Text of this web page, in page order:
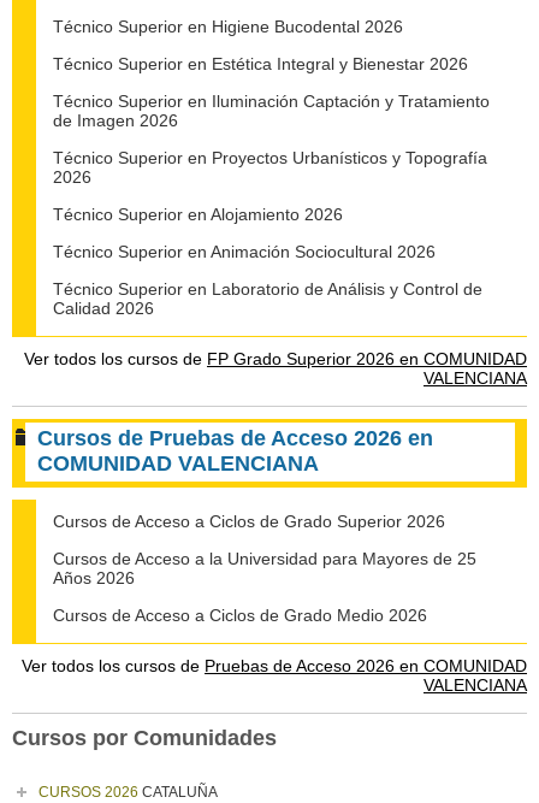
Técnico Superior en Higiene Bucodental 2026
Técnico Superior en Estética Integral y Bienestar 2026
Técnico Superior en Iluminación Captación y Tratamiento
de Imagen 2026
Técnico Superior en Proyectos Urbanísticos y Topografía
2026
Técnico Superior en Alojamiento 2026
Técnico Superior en Animación Sociocultural 2026
Técnico Superior en Laboratorio de Análisis y Control de
Calidad 2026
Ver todos los cursos de FP Grado Superior 2026 en COMUNIDAD
VALENCIANA
Cursos de Pruebas de Acceso 2026 en
COMUNIDAD VALENCIANA
Cursos de Acceso a Ciclos de Grado Superior 2026
Cursos de Acceso a la Universidad para Mayores de 25
Años 2026
Cursos de Acceso a Ciclos de Grado Medio 2026
Ver todos los cursos de Pruebas de Acceso 2026 en COMUNIDAD
VALENCIANA
Cursos por Comunidades
CURSOS 2026 CATALUÑA